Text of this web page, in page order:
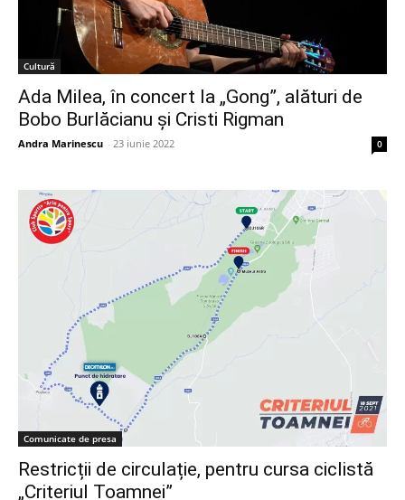
Cultură
Ada Milea, în concert la „Gong”, alături de
Bobo Burlăcianu și Cristi Rigman
Andra Marinescu - 23 iunie 2022 0
Comunicate de presa
Restricții de circulație, pentru cursa ciclistă
„Criteriul Toamnei”